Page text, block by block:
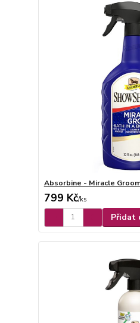
Absorbine - Miracle
799 Kč/ks
Přidat